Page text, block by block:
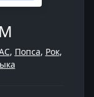
, Попса, Рок,